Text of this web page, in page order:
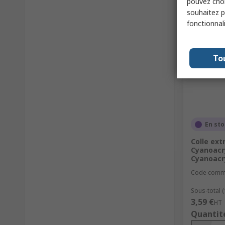
En
Colle
Code
Sous-total
3,59 €HT
souhaitez